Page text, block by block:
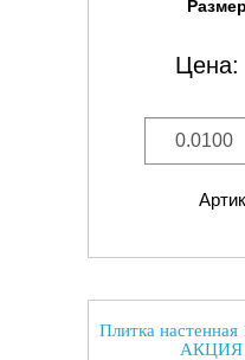
Цена:
Плитка
АКЦИЯ